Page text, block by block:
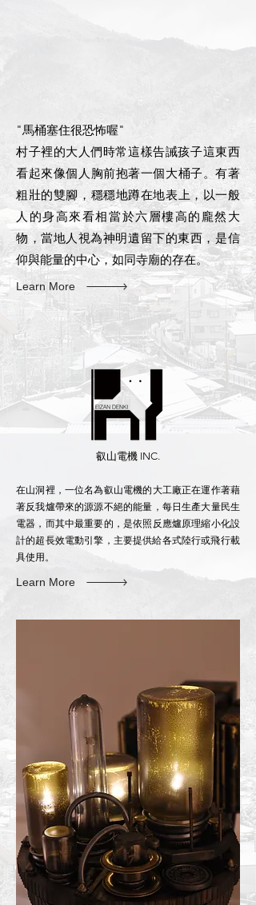
"馬桶塞住很恐怖喔"
村子裡的大人們時常這樣告誡孩子​這東西
看起來像個人胸前抱著一個大桶子。有著
粗壯的雙腳，穩穩地蹲在地表上，以一般
人的身高來看相當於六層樓高的龐然大
物，當地人視為神明遺留下的東西，​是信
仰與能量的中心，如同寺廟的存在。
Learn More
叡山電機 INC.
在山洞裡，一位名為叡山電機的大工廠正在運作著藉
著反我爐帶來的源源不絕的能量，每日生產大量民生
電器，而其中最重要的，是依照反應爐原理縮小化設
計的超長效電動引擎，主要提供給各式陸行或飛​行載
具使用。
Learn More